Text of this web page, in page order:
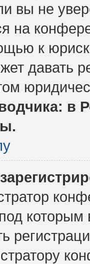
вы не
на
к
давать
в
которым